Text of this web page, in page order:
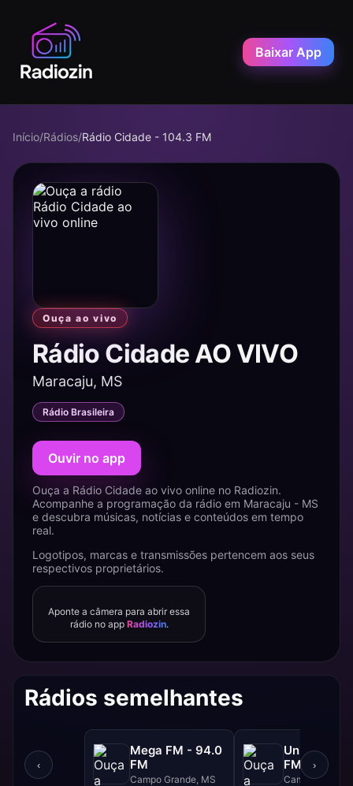
Baixar App
Início/Rádios/Rádio Cidade - 104.3 FM
Ouça ao vivo
Rádio Cidade AO VIVO
Maracaju, MS
Rádio Brasileira
Ouvir no app
Ouça a Rádio Cidade ao vivo online no Radiozin.
Acompanhe a programação da rádio em Maracaju - MS
e descubra músicas, notícias e conteúdos em tempo
real.
Logotipos, marcas e transmissões pertencem aos seus
respectivos proprietários.
Aponte a câmera para abrir essa
rádio no app Radiozin.
Rádios semelhantes
‹
Mega FM - 94.0
FM
Campo Grande, MS
Uniderp -
FM
Campo
›